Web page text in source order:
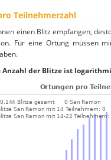
Teilnehmerzahl
einen Blitz empfangen,
Für eine Ortung müssen
Anzahl der Blitze ist